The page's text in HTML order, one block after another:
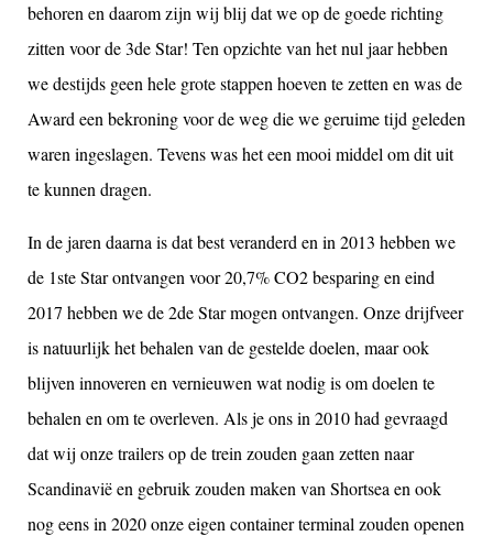
behoren en daarom zijn wij blij dat we op de goede richting
zitten voor de 3de Star! Ten opzichte van het nul jaar hebben
we destijds geen hele grote stappen hoeven te zetten en was de
Award een bekroning voor de weg die we geruime tijd geleden
waren ingeslagen. Tevens was het een mooi middel om dit uit
te kunnen dragen.
In de jaren daarna is dat best veranderd en in 2013 hebben we
de 1ste Star ontvangen voor 20,7% CO2 besparing en eind
2017 hebben we de 2de Star mogen ontvangen. Onze drijfveer
is natuurlijk het behalen van de gestelde doelen, maar ook
blijven innoveren en vernieuwen wat nodig is om doelen te
behalen en om te overleven. Als je ons in 2010 had gevraagd
dat wij onze trailers op de trein zouden gaan zetten naar
Scandinavië en gebruik zouden maken van Shortsea en ook
nog eens in 2020 onze eigen container terminal zouden openen